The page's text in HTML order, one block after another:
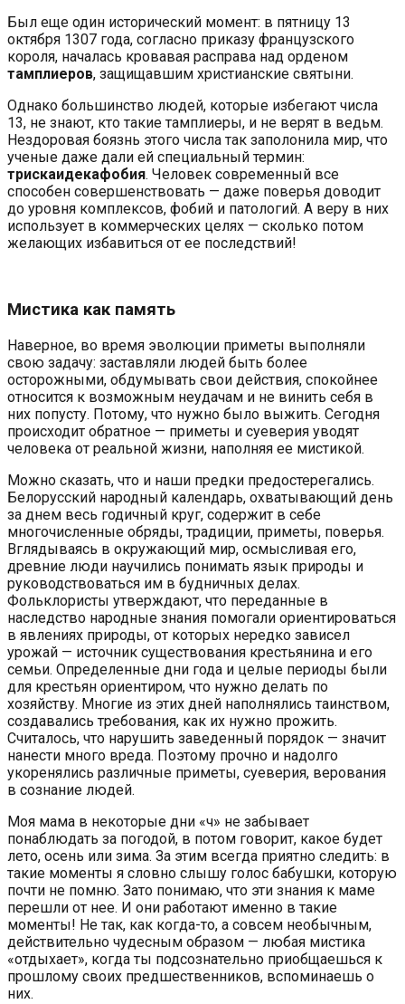
Был еще один исторический момент: в пятницу 13
октября 1307 года, согласно приказу французского
короля, началась кровавая расправа над орденом
тамплиеров, защищавшим христианские святыни.
Однако большинство людей, которые избегают числа
13, не знают, кто такие тамплиеры, и не верят в ведьм.
Нездоровая боязнь этого числа так заполонила мир, что
ученые даже дали ей специальный термин:
трискаидекафобия. Человек современный все
способен совершенствовать — даже поверья доводит
до уровня комплексов, фобий и патологий. А веру в них
использует в коммерческих целях — сколько потом
желающих избавиться от ее последствий!
Мистика как память
Наверное, во время эволюции приметы выполняли
свою задачу: заставляли людей быть более
осторожными, обдумывать свои действия, спокойнее
относится к возможным неудачам и не винить себя в
них попусту. Потому, что нужно было выжить. Сегодня
происходит обратное — приметы и суеверия уводят
человека от реальной жизни, наполняя ее мистикой.
Можно сказать, что и наши предки предостерегались.
Белорусский народный календарь, охватывающий день
за днем весь годичный круг, содержит в себе
многочисленные обряды, традиции, приметы, поверья.
Вглядываясь в окружающий мир, осмысливая его,
древние люди научились понимать язык природы и
руководствоваться им в будничных делах.
Фольклористы утверждают, что переданные в
наследство народные знания помогали ориентироваться
в явлениях природы, от которых нередко зависел
урожай — источник существования крестьянина и его
семьи. Определенные дни года и целые периоды были
для крестьян ориентиром, что нужно делать по
хозяйству. Многие из этих дней наполнялись таинством,
создавались требования, как их нужно прожить.
Считалось, что нарушить заведенный порядок — значит
нанести много вреда. Поэтому прочно и надолго
укоренялись различные приметы, суеверия, верования
в сознание людей.
Моя мама в некоторые дни «ч» не забывает
понаблюдать за погодой, в потом говорит, какое будет
лето, осень или зима. За этим всегда приятно следить: в
такие моменты я словно слышу голос бабушки, которую
почти не помню. Зато понимаю, что эти знания к маме
перешли от нее. И они работают именно в такие
моменты! Не так, как когда-то, а совсем необычным,
действительно чудесным образом — любая мистика
«отдыхает», когда ты подсознательно приобщаешься к
прошлому своих предшественников, вспоминаешь о
них.